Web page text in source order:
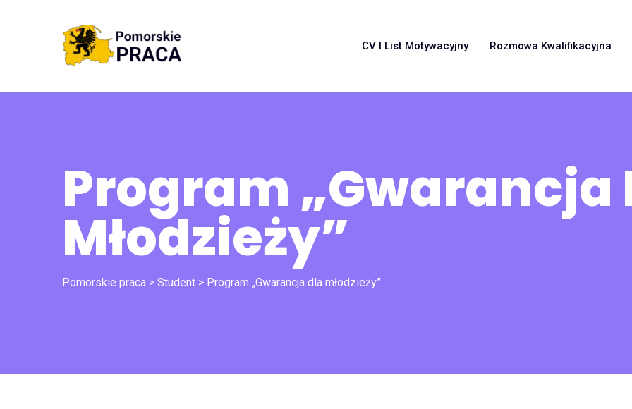
CV I List Motywacyjny Rozmowa Kwalifikacyjna
Program „Gwarancja
Młodzieży”
Pomorskie praca> Student> Program „Gwarancja dla młodzieży”